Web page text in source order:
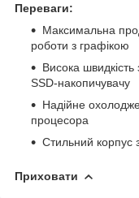
Переваги:
Максимальна
роботи з графікою
Висока
SSD-накопичувачу
Надійне
процесора
Стильний корпус
Приховати